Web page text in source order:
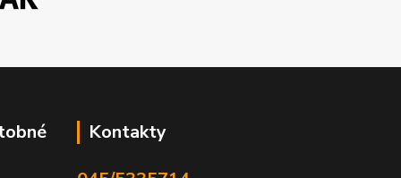
Kontakty